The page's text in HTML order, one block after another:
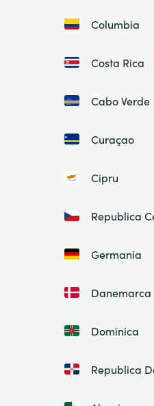
Columbia
Costa Rica
Cabo Verde
Curaçao
Cipru
Republica
Germania
Danemarca
Dominica
Republica